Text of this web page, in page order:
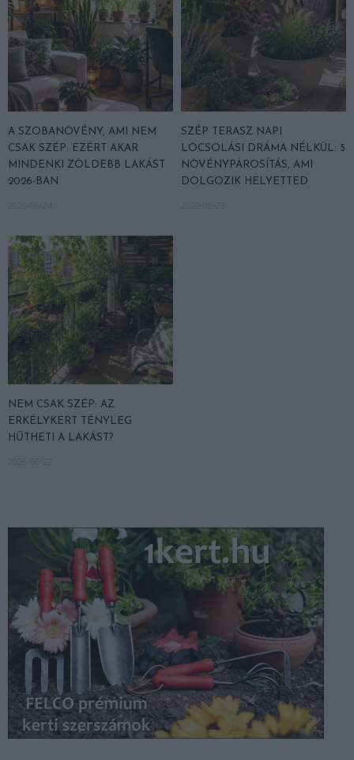
A SZOBANÖVÉNY, AMI NEM
CSAK SZÉP: EZÉRT AKAR
MINDENKI ZÖLDEBB LAKÁST
2026-BAN
SZÉP TERASZ NAPI
LOCSOLÁSI DRÁMA NÉLKÜL: 5
NÖVÉNYPÁROSÍTÁS, AMI
DOLGOZIK HELYETTED
NEM CSAK SZÉP: AZ
ERKÉLYKERT TÉNYLEG
HŰTHETI A LAKÁST?